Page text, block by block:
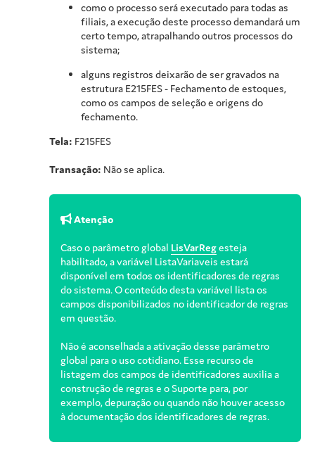
como o processo será executado para todas as
filiais, a execução deste processo demandará um
certo tempo, atrapalhando outros processos do
sistema;
alguns registros deixarão de ser gravados na
estrutura E215FES - Fechamento de estoques,
como os campos de seleção e origens do
fechamento.
Tela: F215FES
Transação: Não se aplica.
Atenção
Caso o parâmetro global LisVarRegesteja
habilitado, a variável ListaVariaveis estará
disponível em todos os identificadores de regras
do sistema. O conteúdo desta variável lista os
campos disponibilizados no identificador de regras
em questão.
Não é aconselhada a ativação desse parâmetro
global para o uso cotidiano. Esse recurso de
listagem dos campos de identificadores auxilia a
construção de regras e o Suporte para, por
exemplo, depuração ou quando não houver acesso
à documentação dos identificadores de regras.